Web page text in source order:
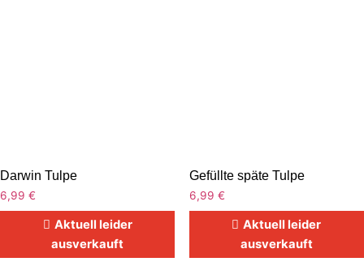
Darwin Tulpe
6,99 €
Aktuell leider
ausverkauft
Gefüllte späte Tulpe
6,99 €
Aktuell leider
ausverkauft